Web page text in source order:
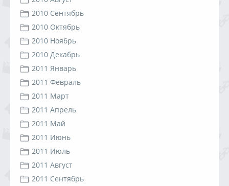
2010 Сентябрь
2010 Октябрь
2010 Ноябрь
2010 Декабрь
2011 Январь
2011 Февраль
2011 Март
2011 Апрель
2011 Май
2011 Июнь
2011 Июль
2011 Август
2011 Сентябрь